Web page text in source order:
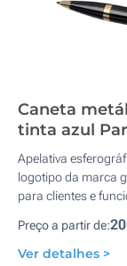
Caneta
tinta azul
Apelativa
logotipo da marca
para clientes e
Preço a partir de:
Ver detalhes >